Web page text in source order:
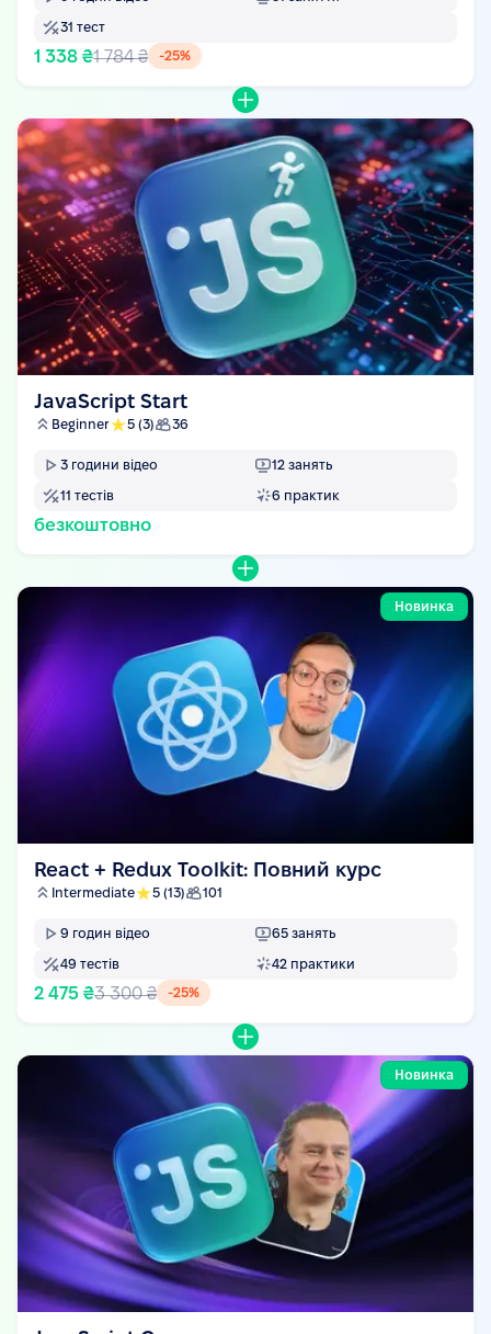
31 тест
1 338 ₴1 784 ₴ -25%
JavaScript Start
Beginner 5 (3) 36
3 години відео 12 занять
11 тестів 6 практик
безкоштовно
Новинка
React + Redux Toolkit: Повний курс
Intermediate 5 (13) 101
9 годин відео 65 занять
49 тестів 42 практики
2 475 ₴3 300 ₴ -25%
Новинка